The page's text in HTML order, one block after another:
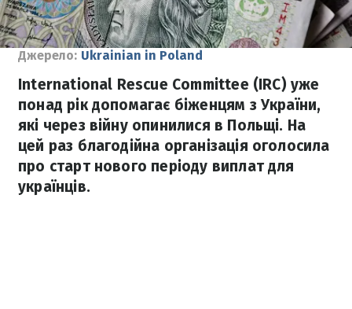
Джерело: Ukrainian in Poland
International Rescue Committee (IRC) уже
понад рік допомагає біженцям з України,
які через війну опинилися в Польщі. На
цей раз благодійна організація оголосила
про старт нового періоду виплат для
українців.